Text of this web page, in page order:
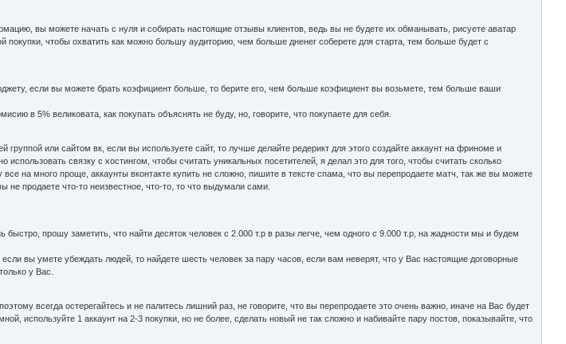
вы можете начать с нуля и собирать настоящие отзывы клиентов, ведь вы не будете их обманывать, рисуете аватар
покупки, чтобы охватить как можно большу аудиторию, чем больше дненег соберете для старта, тем больше будет с
если вы можете брать коэфициент больше, то берите его, чем больше коэфициент вы возьмете, тем больше ваши
в 5% великовата, как покупать объяснять не буду, но, говорите, что покупаете для себя.
или сайтом вк, если вы используете сайт, то лучше делайте редерикт для этого создайте аккаунт на фриноме и
связку с хостингом, чтобы считать уникальных посетителей, я делал это для того, чтобы считать сколько
на много проще, аккаунты вконтакте купить не сложно, пишите в тексте спама, что вы перепродаете матч, так же вы можете
не продаете что-то неизвестное, что-то, то что выдумали сами.
быстро, прошу заметить, что найти десяток человек с 2.000 т.р в разы легче, чем одного с 9.000 т.р, на жадности мы и будем
вы умете убеждать людей, то найдете шесть человек за пару часов, если вам неверят, что у Вас настоящие договорные
у Вас.
всегда остерегайтесь и не палитесь лишний раз, не говорите, что вы перепродаете это очень важно, иначе на Вас будет
используйте 1 аккаунт на 2-3 покупки, но не более, сделать новый не так сложно и набивайте пару постов, показывайте, что